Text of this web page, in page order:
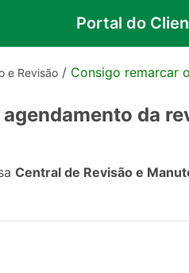
Portal do
e Revisão / Consigo remarcar
da
Central de Revisão e